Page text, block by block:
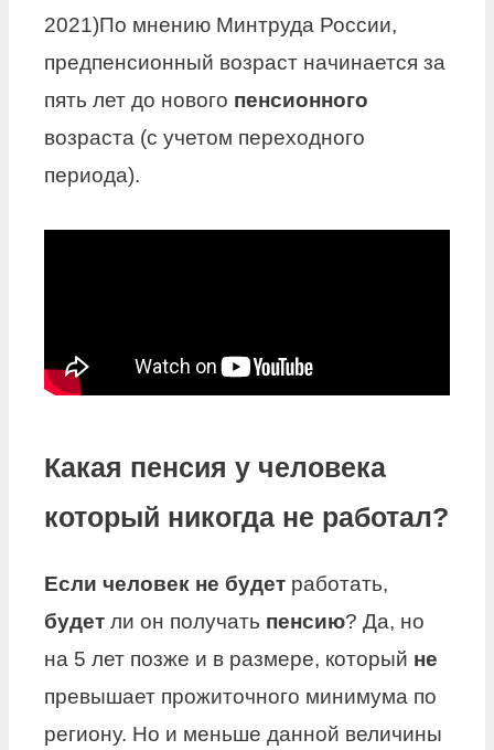
2021)По мнению Минтруда России,
предпенсионный возраст начинается за
пять лет до нового пенсионного
возраста (с учетом переходного
периода).
Какая пенсия у человека
который никогда не работал?
Если человек не будет работать,
будет ли он получать пенсию? Да, но
на 5 лет позже и в размере, который не
превышает прожиточного минимума по
региону. Но и меньше данной величины